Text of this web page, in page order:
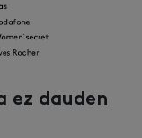
ez dauden